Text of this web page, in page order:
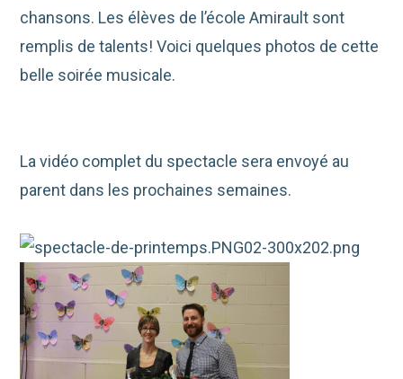
chansons. Les élèves de l’école Amirault sont
remplis de talents! Voici quelques photos de cette
belle soirée musicale.
La vidéo complet du spectacle sera envoyé au
parent dans les prochaines semaines.